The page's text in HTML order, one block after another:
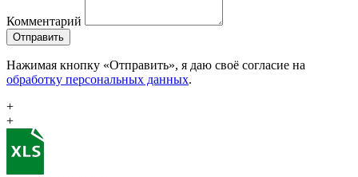
Комментарий
Отправить
Нажимая кнопку «Отправить», я даю своё согласие на
обработку персональных данных.
+
+